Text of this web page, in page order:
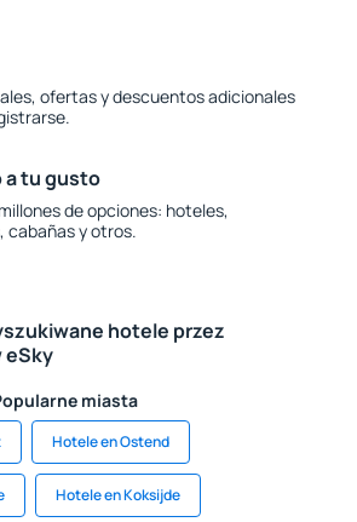
ofertas y descuentos adicionales
a tu gusto
de opciones: hoteles,
cabañas y otros.
hotele przez
miasta
Hotele en Ostend
Hotele en Koksijde